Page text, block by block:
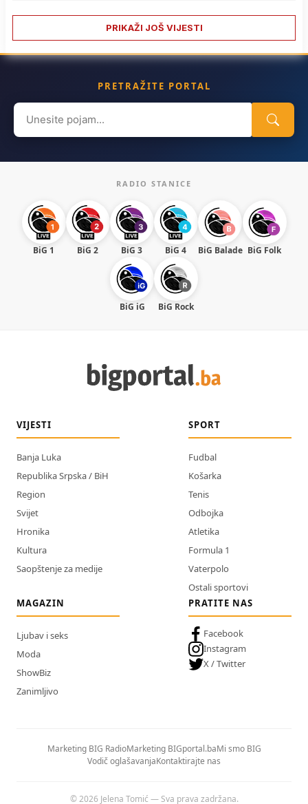
PRIKAŽI JOŠ VIJESTI
PRETRAŽITE PORTAL
Search
for:
RADIO STANICE
BiG 1 BiG 2 BiG 3 BiG 4 BiG Balade BiG Folk
BiG iG BiG Rock
VIJESTI
Banja Luka
Republika Srpska / BiH
Region
Svijet
Hronika
Kultura
Saopštenje za medije
SPORT
Fudbal
Košarka
Tenis
Odbojka
Atletika
Formula 1
Vaterpolo
Ostali sportovi
MAGAZIN
Ljubav i seks
Moda
ShowBiz
Zanimljivo
PRATITE NAS
Facebook
Instagram
X / Twitter
Marketing BIG RadioMarketing BIGportal.baMi smo BIG
Vodič oglašavanjaKontaktirajte nas
© 2026 Jelena Tomić — Sva prava zadržana.